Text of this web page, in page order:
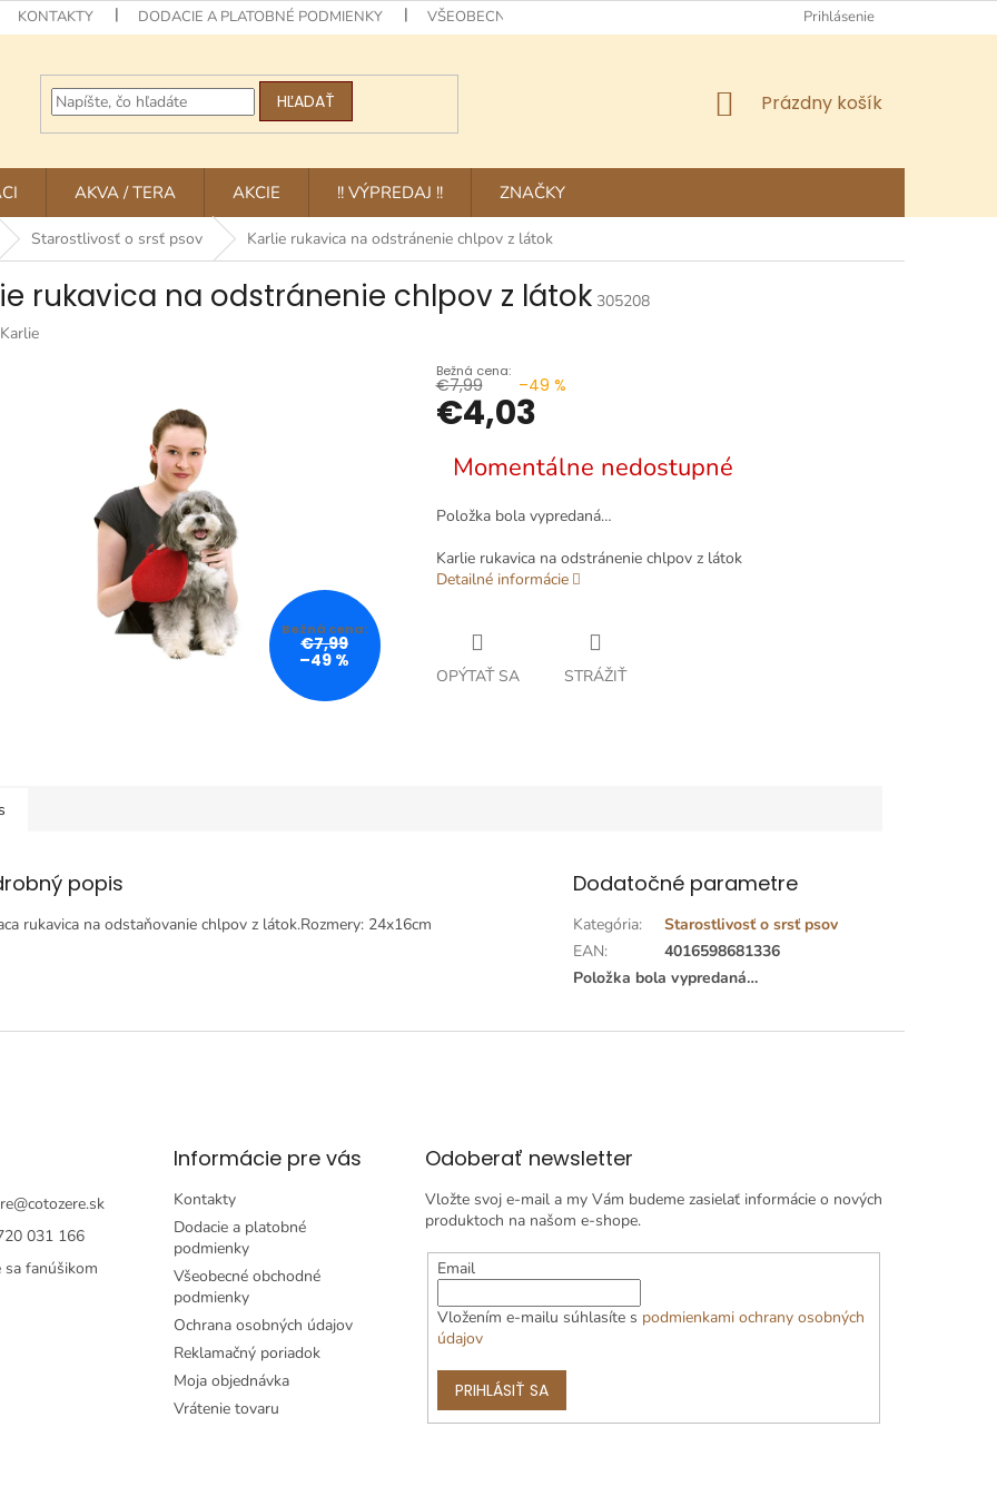
KONTAKTY DODACIE A PLATOBNÉ PODMIENKY VŠEOBECNÉ OBCHODNÉ PODMIENKY OCHRANA OSOBNÝCH ÚDAJOV
Prihlásenie
HĽADAŤ
NÁKUPNÝ
Prázdny košík
AKVA / TERA AKCIE !! VÝPREDAJ !! ZNAČKY
Starostlivosť o srsť psov Karlie rukavica na odstránenie chlpov z látok
rukavica na odstránenie chlpov z látok 305208
Karlie
€7,99
–49 %
€7,99 –49 %
€4,03
cena:
Momentálne nedostupné
Položka bola vypredaná…
Karlie rukavica na odstránenie chlpov z látok
Detailné informácie
OPÝTAŤ SA STRÁŽIŤ
popis
rukavica na odstaňovanie chlpov z látok.Rozmery: 24x16cm
Dodatočné parametre
Kategória:
Starostlivosť o srsť psov
EAN:
4016598681336
Položka bola vypredaná…
@cotozere.sk
031 166
sa fanúšikom
Informácie pre vás
Kontakty
Dodacie a platobné
podmienky
Všeobecné obchodné
podmienky
Ochrana osobných údajov
Reklamačný poriadok
Moja objednávka
Vrátenie tovaru
Odoberať newsletter
Vložte svoj e-mail a my Vám budeme zasielať informácie o nových
produktoch na našom e-shope.
Email
Vložením e-mailu súhlasíte s podmienkami ochrany osobných
údajov
PRIHLÁSIŤ SA